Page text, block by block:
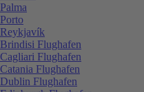
Palma
Porto
Reykjavík
Brindisi Flughafen
Cagliari Flughafen
Catania Flughafen
Dublin Flughafen